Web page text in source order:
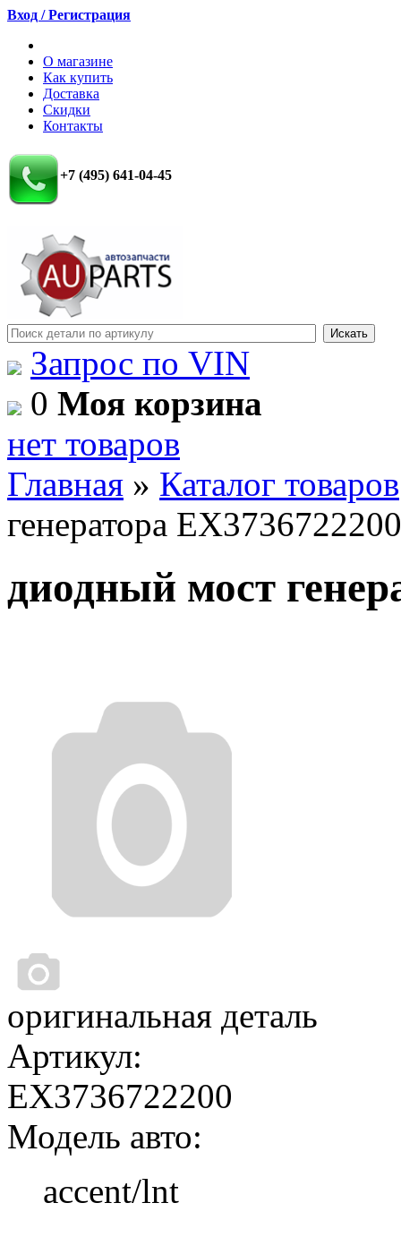
Вход / Регистрация
О магазине
Как купить
Доставка
Скидки
Контакты
+7 (495) 641-04-45
Запрос по VIN
0 Моя корзина
нет товаров
Главная » Каталог товаров
генератора EX3736722200
диодный мост
оригинальная деталь
Артикул:
EX3736722200
Модель авто:
accent/lnt